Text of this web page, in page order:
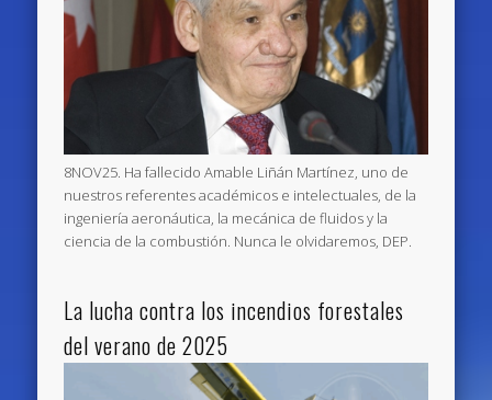
8NOV25. Ha fallecido Amable Liñán Martínez, uno de
nuestros referentes académicos e intelectuales, de la
ingeniería aeronáutica, la mecánica de fluidos y la
ciencia de la combustión. Nunca le olvidaremos, DEP.
La lucha contra los incendios forestales
del verano de 2025